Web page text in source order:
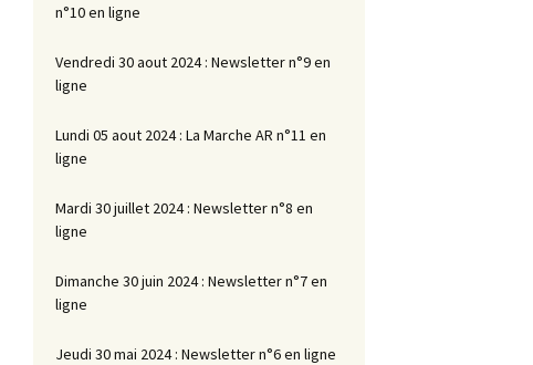
n°10 en ligne
Vendredi 30 aout 2024 : Newsletter n°9 en
ligne
Lundi 05 aout 2024 : La Marche AR n°11 en
ligne
Mardi 30 juillet 2024 : Newsletter n°8 en
ligne
Dimanche 30 juin 2024 : Newsletter n°7 en
ligne
Jeudi 30 mai 2024 : Newsletter n°6 en ligne